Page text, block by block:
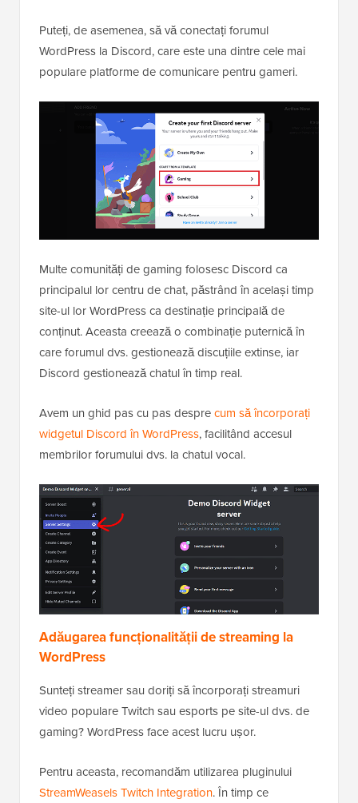
Puteți, de asemenea, să vă conectați forumul
WordPress la Discord, care este una dintre cele mai
populare platforme de comunicare pentru gameri.
Multe comunități de gaming folosesc Discord ca
principalul lor centru de chat, păstrând în același timp
site-ul lor WordPress ca destinație principală de
conținut. Aceasta creează o combinație puternică în
care forumul dvs. gestionează discuțiile extinse, iar
Discord gestionează chatul în timp real.
Avem un ghid pas cu pas desprecum să încorporați
widgetul Discord în WordPress, facilitând accesul
membrilor forumului dvs. la chatul vocal.
Adăugarea funcționalității de streaming la
WordPress
Sunteți streamer sau doriți să încorporați streamuri
video populare Twitch sau esports pe site-ul dvs. de
gaming? WordPress face acest lucru ușor.
Pentru aceasta, recomandăm utilizarea pluginului
StreamWeasels Twitch Integration. În timp ce